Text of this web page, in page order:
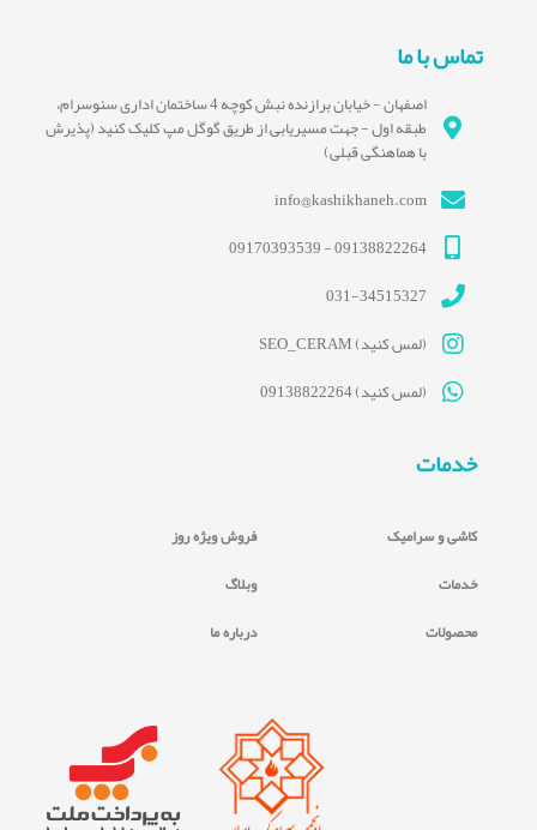
تماس با ما
اصفهان - خیابان برازنده نبش کوچه 4 ساختمان اداری سئوسرام،
طبقه اول - جهت مسیریابی از طریق گوگل مپ کلیک کنید (پذیرش
با هماهنگی قبلی)
info@kashikhaneh.com
09138822264 - 09170393539
031-34515327
(لمس کنید) SEO_CERAM
(لمس کنید) 09138822264
خدمات
کاشی و سرامیک
خدمات
محصولات
فروش ویژه روز
وبلاگ
درباره ما